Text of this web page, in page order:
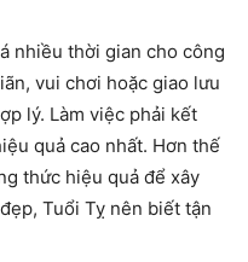
nhiều thời gian cho công
vui chơi hoặc giao lưu
lý. Làm việc phải kết
quả cao nhất. Hơn thế
thức hiệu quả để xây
Tuổi Tỵ nên biết tận